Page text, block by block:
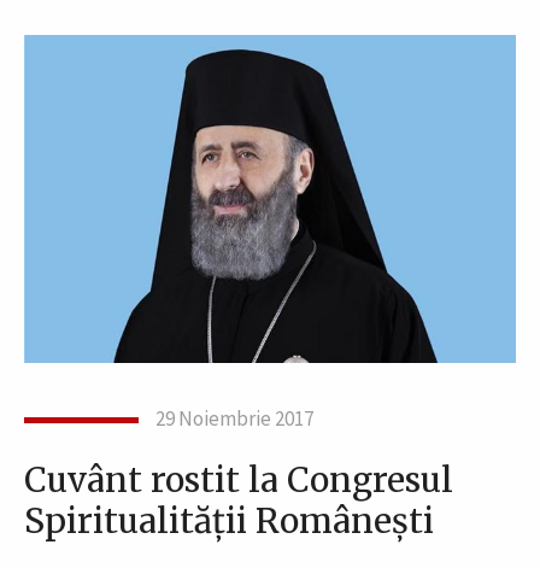
29 Noiembrie 2017
Cuvânt rostit la Congresul
Spiritualităţii Româneşti